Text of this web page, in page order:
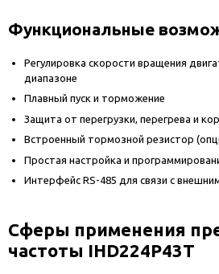
Функциональные
Регулировка скорости вращения
диапазоне
Плавный пуск и торможение
Защита от перегрузки, перегрева и
Встроенный тормозной резистор
Простая настройка и
Интерфейс RS-485 для связи с
Сферы применения
частоты IHD224P43T